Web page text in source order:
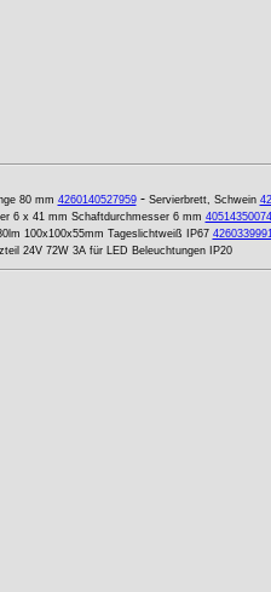
80 mm 4260140527959- Servierbrett, Schwein
6 x 41 mm Schaftdurchmesser 6 mm
100x100x55mm Tageslichtweiß IP67
24V 72W 3A für LED Beleuchtungen IP20